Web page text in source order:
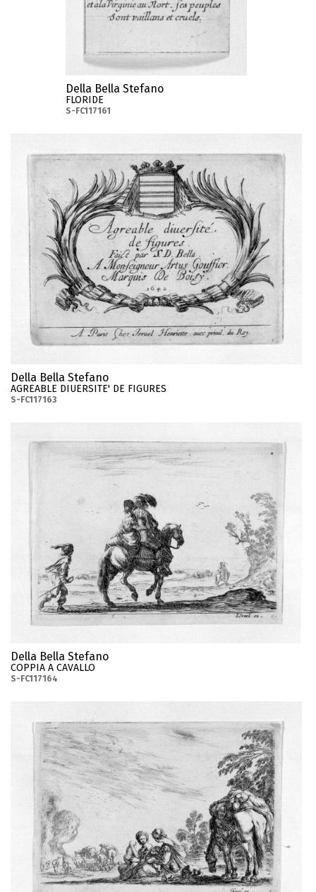
Della Bella Stefano
FLORIDE
S-FC117161
Della Bella Stefano
AGREABLE DIUERSITE' DE FIGURES
S-FC117163
Della Bella Stefano
COPPIA A CAVALLO
S-FC117164